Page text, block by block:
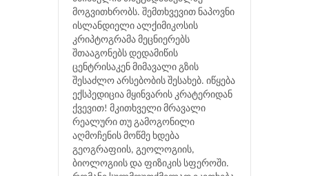
მოგვითხრობს. შემთხვევით ნაპოვნი
ისლანდიელი ალქიმიკოსის
კრიპტოგრამა მეცნიერებს
შთააგონებს დედამიწის
ცენტრისაკენ მიმავალი გზის
შესაძლო არსებობის შესახებ. იწყება
ექსპედიცია მყინვარის კრატერიდან
ქვევით! მკითხველი მრავალი
რეალური თუ გამოგონილი
აღმოჩენის მოწმე ხდება
გეოგრაფიის, გეოლოგიის,
ბიოლოგიის და ფიზიკის სფეროში.